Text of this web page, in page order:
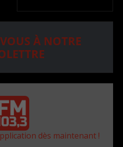
À NOTRE
dès maintenant !